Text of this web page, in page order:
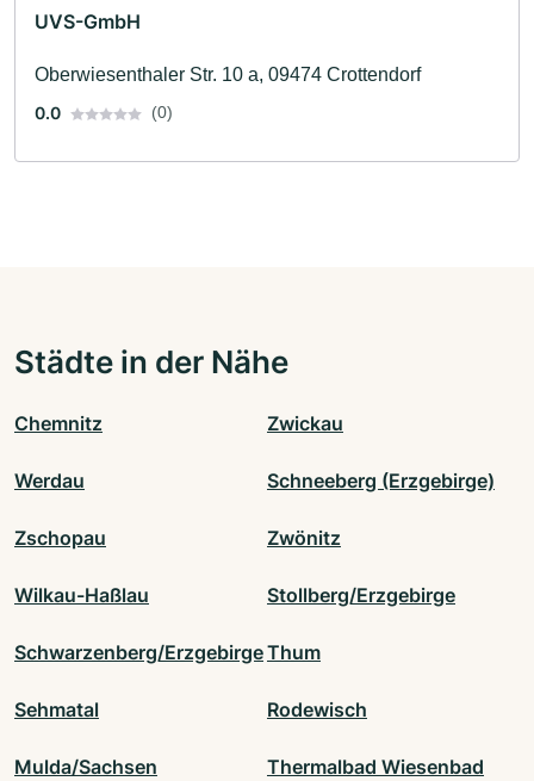
UVS-GmbH
Oberwiesenthaler Str. 10 a, 09474 Crottendorf
0.0
(0)
Städte in der Nähe
Chemnitz Zwickau
Werdau Schneeberg (Erzgebirge)
Zschopau Zwönitz
Wilkau-Haßlau Stollberg/Erzgebirge
Schwarzenberg/ErzgebirgeThum
Sehmatal Rodewisch
Mulda/Sachsen Thermalbad Wiesenbad